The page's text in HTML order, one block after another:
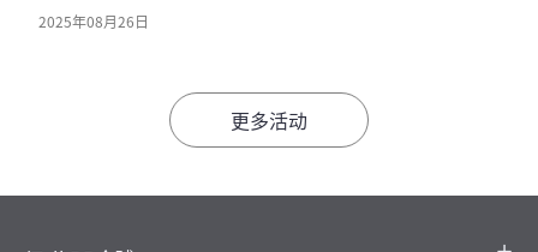
2025年08月26日
更多活动